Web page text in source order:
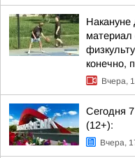
Накануне
материал
конечно,
Вчера,
Сегодня
(12+):
Вчера,